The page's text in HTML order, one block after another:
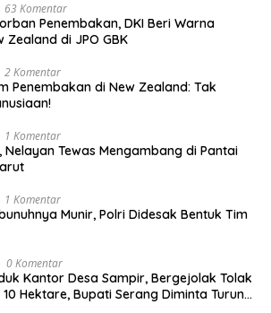
63 Komentar
Penembakan, DKI Beri Warna
Zealand di JPO GBK
2 Komentar
Penembakan di New Zealand: Tak
1 Komentar
Nelayan Tewas Mengambang di Pantai
1 Komentar
Munir, Polri Didesak Bentuk Tim
0 Komentar
Kantor Desa Sampir, Bergejolak Tolak
Hektare, Bupati Serang Diminta Turun